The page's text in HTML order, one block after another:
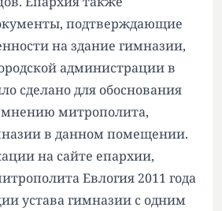
подтверждающие
на здание гимназии,
администрации в
сделано для обоснования
мнению митрополита,
в данном помещении.
на сайте епархии,
Евлогия 2011 года
устава гимназии с одним